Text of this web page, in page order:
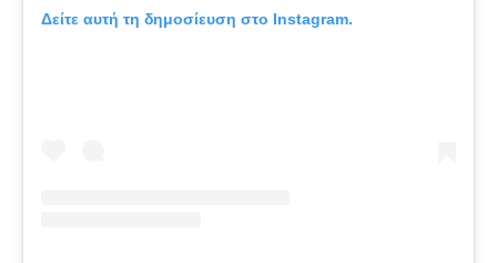
Δείτε αυτή τη δημοσίευση στο Instagram.